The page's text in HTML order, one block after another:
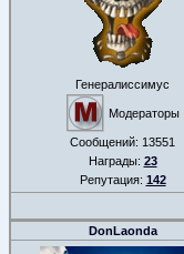
Генералиссимус
Модераторы
Сообщений: 13551
Награды: 23
Репутация: 142
DonLaonda